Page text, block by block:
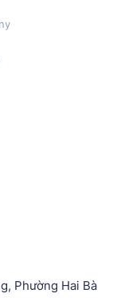
Phường Hai Bà